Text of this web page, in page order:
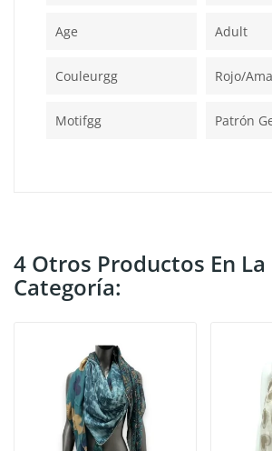
Age Adult
Couleurgg Rojo/
Motifgg Patrón
4 Otros Productos En
Categoría: